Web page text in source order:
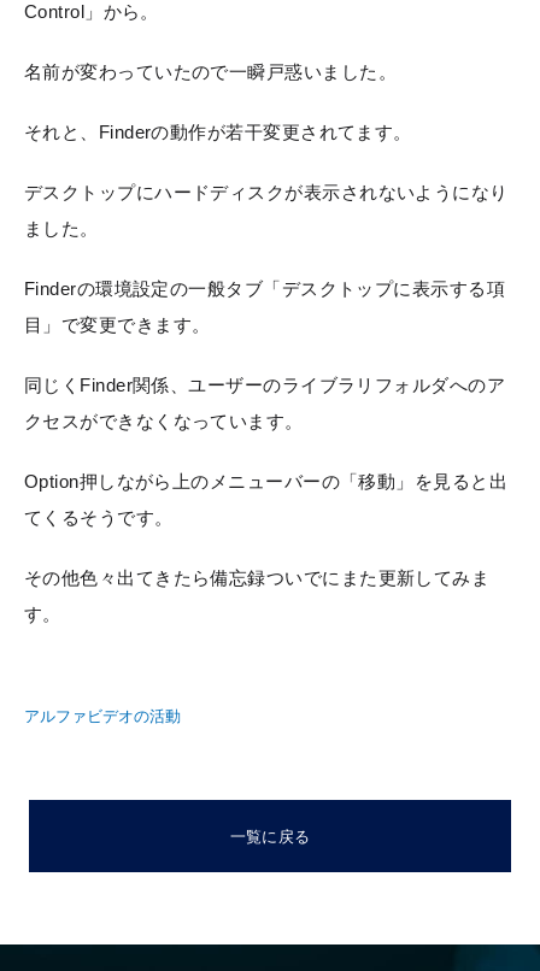
Control」から。
名前が変わっていたので一瞬戸惑いました。
それと、Finderの動作が若干変更されてます。
デスクトップにハードディスクが表示されないようになり
ました。
Finderの環境設定の一般タブ「デスクトップに表示する項
目」で変更できます。
同じくFinder関係、ユーザーのライブラリフォルダへのア
クセスができなくなっています。
Option押しながら上のメニューバーの「移動」を見ると出
てくるそうです。
その他色々出てきたら備忘録ついでにまた更新してみま
す。
アルファビデオの活動
一覧に戻る